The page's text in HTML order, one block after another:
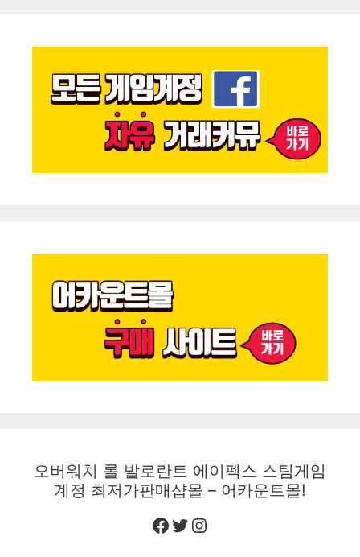
오버워치 롤 발로란트 에이펙스 스팀게임
계정 최저가판매샵몰 – 어카운트몰!
Facebook
Twitter
Instagram